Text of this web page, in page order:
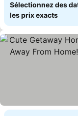
Sélectionnez des
les prix exacts